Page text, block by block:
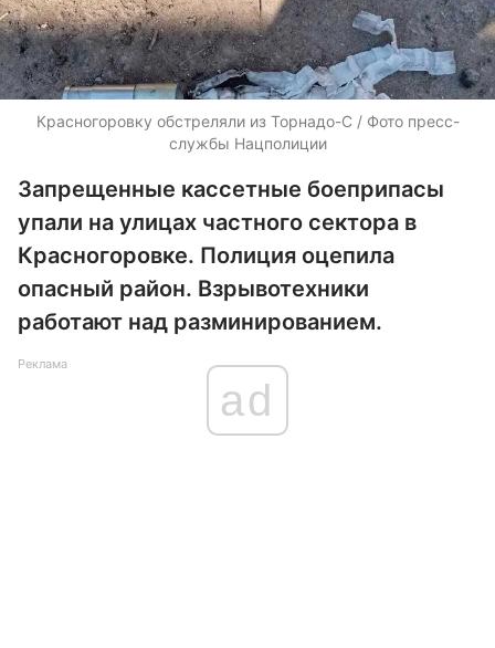
Красногоровку обстреляли из Торнадо-С / Фото пресс-
службы Нацполиции
Запрещенные кассетные боеприпасы
упали на улицах частного сектора в
Красногоровке. Полиция оцепила
опасный район. Взрывотехники
работают над разминированием.
Реклама
ad